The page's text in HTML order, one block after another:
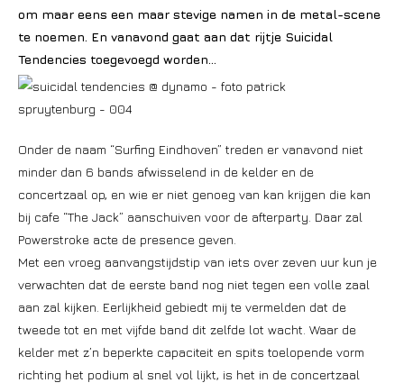
om maar eens een maar stevige namen in de metal-scene
te noemen. En vanavond gaat aan dat rijtje Suicidal
Tendencies toegevoegd worden…
Onder de naam “Surfing Eindhoven” treden er vanavond niet
minder dan 6 bands afwisselend in de kelder en de
concertzaal op, en wie er niet genoeg van kan krijgen die kan
bij cafe “The Jack” aanschuiven voor de afterparty. Daar zal
Powerstroke acte de presence geven.
Met een vroeg aanvangstijdstip van iets over zeven uur kun je
verwachten dat de eerste band nog niet tegen een volle zaal
aan zal kijken. Eerlijkheid gebiedt mij te vermelden dat de
tweede tot en met vijfde band dit zelfde lot wacht. Waar de
kelder met z’n beperkte capaciteit en spits toelopende vorm
richting het podium al snel vol lijkt, is het in de concertzaal